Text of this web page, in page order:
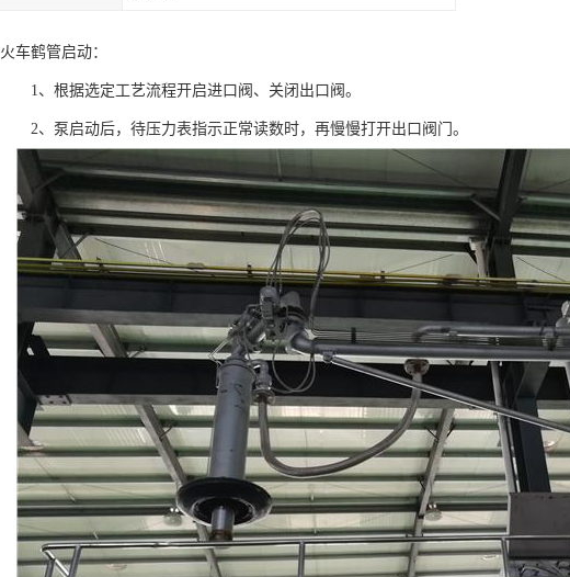
火车鹤管启动：
1、根据选定工艺流程开启进口阀、关闭出口阀。
2、泵启动后，待压力表指示正常读数时，再慢慢打开出口阀门。